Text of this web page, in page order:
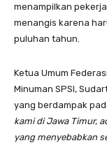
menampilkan
menangis karena
puluhan tahun.
Ketua Umum
Minuman SPSI,
yang berdampak
kami di Jawa Timur,
yang menyebabkan